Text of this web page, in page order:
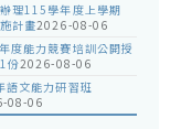
理115學年度上學期
計畫2026-08-06
度能力競賽培訓公開授
份2026-08-06
語文能力研習班
08-06